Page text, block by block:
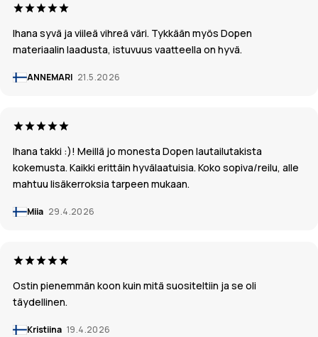
Ihana syvä ja viileä vihreä väri. Tykkään myös Dopen
materiaalin laadusta, istuvuus vaatteella on hyvä.
ANNEMARI 21.5.2026
Ihana takki :)! Meillä jo monesta Dopen lautailutakista
kokemusta. Kaikki erittäin hyvälaatuisia. Koko sopiva/reilu, alle
mahtuu lisäkerroksia tarpeen mukaan.
Miia 29.4.2026
Ostin pienemmän koon kuin mitä suositeltiin ja se oli
täydellinen.
Kristiina 19.4.2026